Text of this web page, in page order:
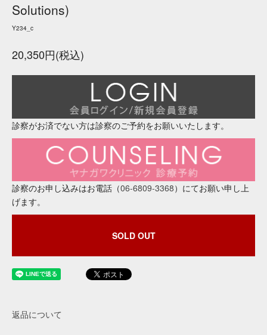
Solutions)
Y234_c
20,350円(税込)
診察がお済でない方は診察のご予約をお願いいたします。
診察のお申し込みはお電話（06-6809-3368）にてお願い申し上
げます。
SOLD OUT
返品について